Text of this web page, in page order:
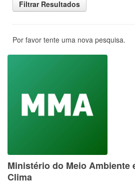
Filtrar Resultados
Por favor tente uma nova pesquisa.
Ministério do Meio Ambiente
Clima